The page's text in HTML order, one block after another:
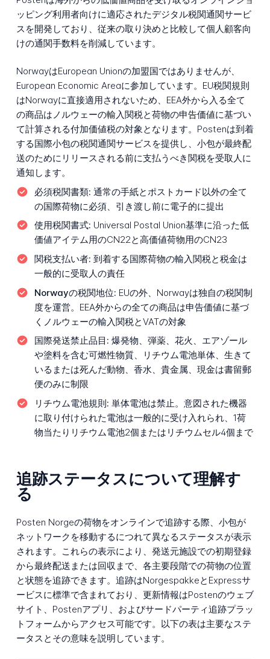
ッピング利用者向けに適応されたデジタル税関通関サービ
スを開発しており、従来の取り決めと比較して個人顧客向
けの通関手数料を削減しています。
NorwayはEuropean Unionの加盟国ではありませんが、
European Economic Areaに参加しています。EU税関規則
はNorwayに直接適用されないため、EEA外から入る全て
の商品はノルウェーの輸入関税と荷物の申告価値に基づい
て計算される付加価値税の対象となります。Postenは到着
する国際小包の税関通関サービスを提供し、小包が最終配
送のためにリリースされる前に支払うべき関税を受取人に
通知します。
必須税関書類: 通常の手紙とポストカード以外の全て
の国際荷物に必須、引き渡し前に電子的に提出
使用税関書式: Universal Postal Union基準に沿った低
価値アイテム用のCN22と高価値荷物用のCN23
関税支払い者: 到着する国際荷物の輸入関税と税金は
一般的に受取人の責任
Norwayの税関地位: EUの外、Norwayは独自の税関制
度を運営。EEA外からの全ての商品は申告価値に基づ
くノルウェーの輸入関税とVATの対象
国際発送禁止品目: 爆発物、弾薬、花火、エアゾール
や塗料を含む可燃性物質、リチウム電池単体、生きて
いるまたは死んだ動物、香水、貴金属、現金は書留郵
便のみに制限
リチウム電池規則: 単体電池は禁止。意図された機器
に取り付けられた電池は一般的に受け入れられ、1荷
物当たりリチウム電池2個またはリチウムセル4個まで
追跡ステータスについて理解す
る
Posten Norgeの荷物をオンラインで追跡する際、小包が
ネットワークを移動するにつれて異なるステータスが表示
されます。これらの表示により、発送元施設での初期登録
から最終配送または回収まで、各主要段階での荷物の位置
と状態を追跡できます。追跡はNorgespakkeとExpressサ
ービスに標準で含まれており、更新情報はPostenのウェブ
サイト、Postenアプリ、およびサードパーティ追跡プラッ
トフォームからアクセス可能です。以下の表は主要なステ
ータスとその意味を説明しています。